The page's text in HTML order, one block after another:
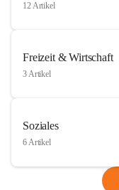
12 Artikel
Freizeit & Wirtschaft
3 Artikel
Soziales
6 Artikel